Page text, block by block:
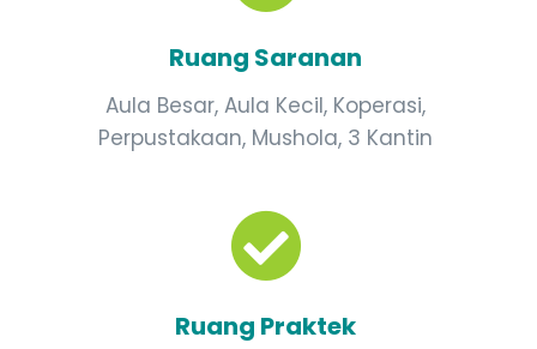
Ruang Saranan
Aula Besar, Aula Kecil, Koperasi,
Perpustakaan, Mushola, 3 Kantin
Ruang Praktek